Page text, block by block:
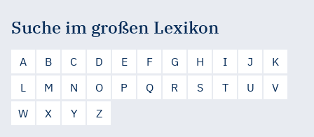
Suche im großen Lexikon
A B C D E F G H I J
K
L
M N O P Q R S T U
V
W
X Y Z